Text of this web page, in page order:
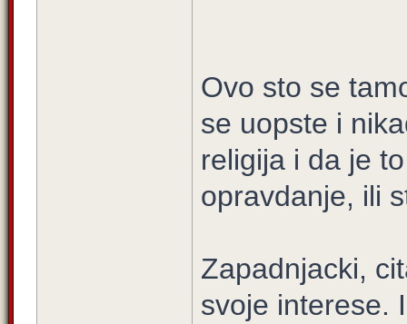
Ovo sto se
se uopste i
religija i da je
opravdanje, ili
Zapadnjacki,
svoje interese.